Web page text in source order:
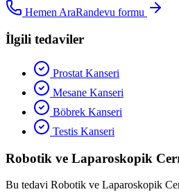
Hemen AraRandevu formu
İlgili tedaviler
Prostat Kanseri
Mesane Kanseri
Böbrek Kanseri
Testis Kanseri
Robotik ve Laparoskopik
Bu tedavi Robotik ve Laparoskopik